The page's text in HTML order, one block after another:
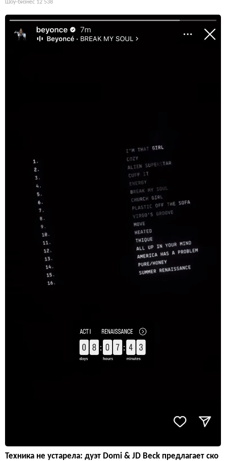
Шоу-бизнес 12 538
Техника не устарела: дуэт Domi & JD Beck предлагает ско